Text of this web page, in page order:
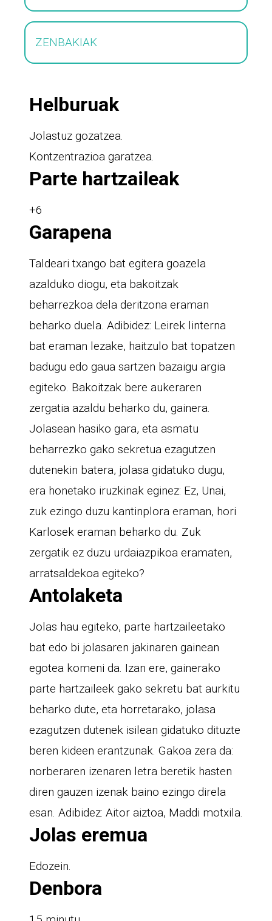
ZENBAKIAK
Helburuak
Jolastuz gozatzea.
Kontzentrazioa garatzea.
Parte hartzaileak
+6
Garapena
Taldeari txango bat egitera goazela
azalduko diogu, eta bakoitzak
beharrezkoa dela deritzona eraman
beharko duela. Adibidez: Leirek linterna
bat eraman lezake, haitzulo bat topatzen
badugu edo gaua sartzen bazaigu argia
egiteko. Bakoitzak bere aukeraren
zergatia azaldu beharko du, gainera.
Jolasean hasiko gara, eta asmatu
beharrezko gako sekretua ezagutzen
dutenekin batera, jolasa gidatuko dugu,
era honetako iruzkinak eginez: Ez, Unai,
zuk ezingo duzu kantinplora eraman, hori
Karlosek eraman beharko du. Zuk
zergatik ez duzu urdaiazpikoa eramaten,
arratsaldekoa egiteko?
Antolaketa
Jolas hau egiteko, parte hartzaileetako
bat edo bi jolasaren jakinaren gainean
egotea komeni da. Izan ere, gainerako
parte hartzaileek gako sekretu bat aurkitu
beharko dute, eta horretarako, jolasa
ezagutzen dutenek isilean gidatuko dituzte
beren kideen erantzunak. Gakoa zera da:
norberaren izenaren letra beretik hasten
diren gauzen izenak baino ezingo direla
esan. Adibidez: Aitor aiztoa, Maddi motxila.
Jolas eremua
Edozein.
Denbora